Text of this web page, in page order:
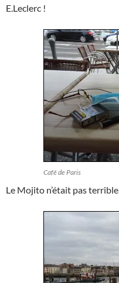
E.Leclerc !
Café de Paris
Le Mojito n’était pas terrible.